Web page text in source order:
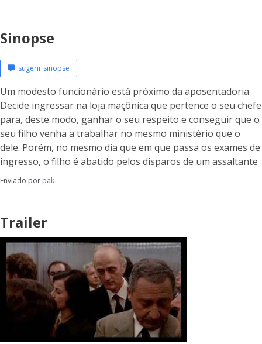
Sinopse
sugerir sinopse
Um modesto funcionário está próximo da aposentadoria.
Decide ingressar na loja maçônica que pertence o seu chefe
para, deste modo, ganhar o seu respeito e conseguir que o
seu filho venha a trabalhar no mesmo ministério que o
dele. Porém, no mesmo dia que em que passa os exames de
ingresso, o filho é abatido pelos disparos de um assaltante
Enviado por pak
Trailer